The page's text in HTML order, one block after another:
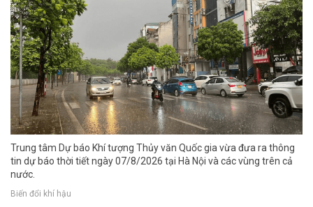
Trung tâm Dự báo Khí tượng Thủy văn Quốc gia vừa đưa ra thông
tin dự báo thời tiết ngày 07/8/2026 tại Hà Nội và các vùng trên cả
nước.
Biến đổi khí hậu